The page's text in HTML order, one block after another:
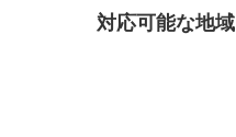
対応可能な地域